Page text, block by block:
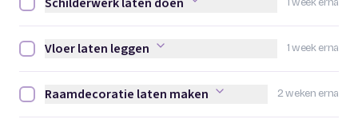
Schilderwerk laten doen afvinken
1 week erna
Vloer laten leggen afvinken
Vloer laten leggen
2 weken erna
Raamdecoratie laten maken afvinken
Raamdecoratie laten maken